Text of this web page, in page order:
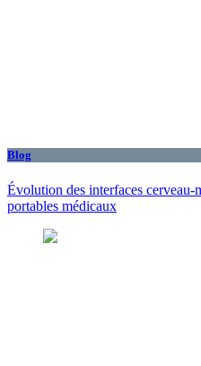
Blog
Évolution des interfaces cerveau-
portables médicaux